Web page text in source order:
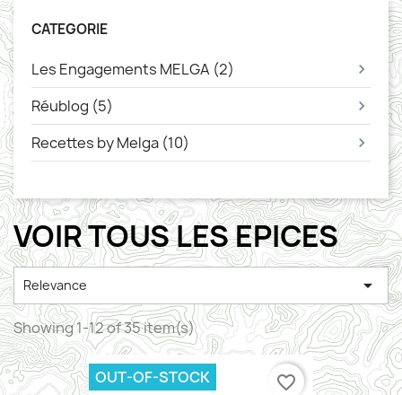
CATEGORIE
Les Engagements MELGA (2)
Réublog (5)
Recettes by Melga (10)
VOIR TOUS LES EPICES
Relevance 
Showing 1-12 of 35 item(s)
OUT-OF-STOCK favorite_border